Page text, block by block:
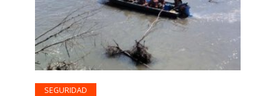
SEGURIDAD